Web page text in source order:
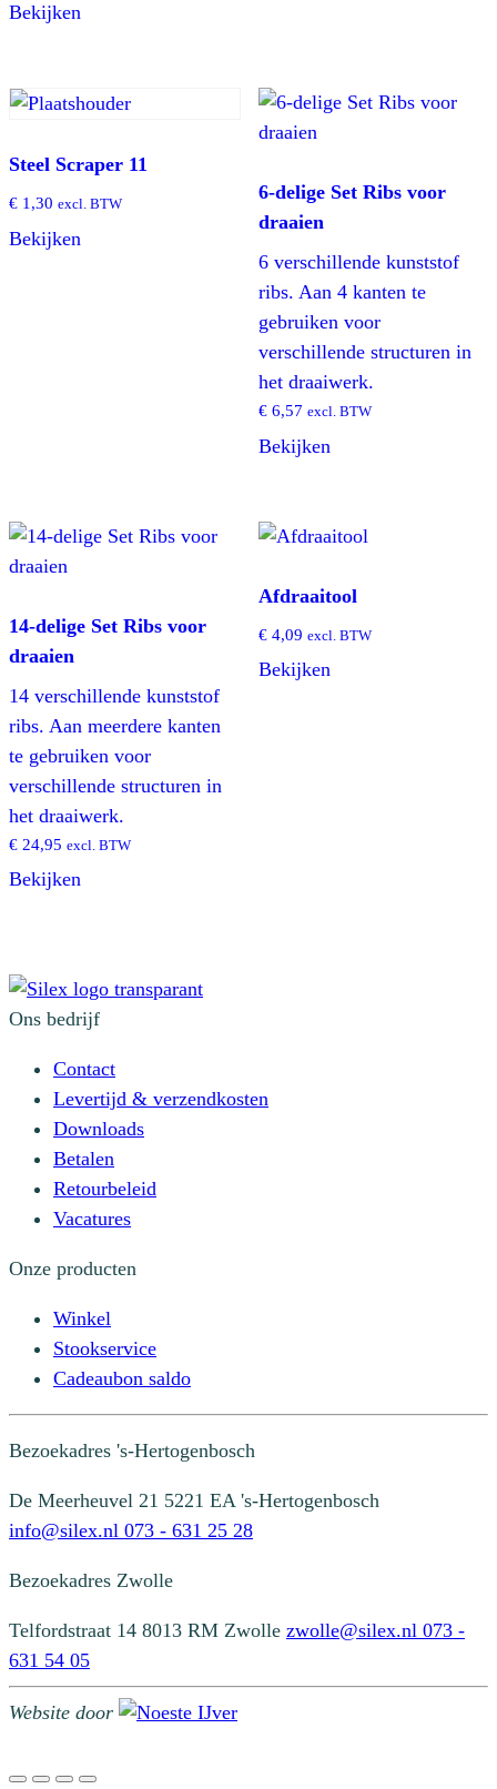
Bekijken
Steel Scraper 11
€ 1,30 excl. BTW
Bekijken
6-delige Set Ribs voor
draaien
6 verschillende kunststof
ribs. Aan 4 kanten te
gebruiken voor
verschillende structuren in
het draaiwerk.
€6,57 excl. BTW
Bekijken
14-delige Set Ribs voor
draaien
14 verschillende kunststof
ribs. Aan meerdere kanten
te gebruiken voor
verschillende structuren in
het draaiwerk.
€ 24,95 excl. BTW
Bekijken
Afdraaitool
€4,09 excl. BTW
Bekijken
Ons bedrijf
Contact
Levertijd & verzendkosten
Downloads
Betalen
Retourbeleid
Vacatures
Onze producten
Winkel
Stookservice
Cadeaubon saldo
Bezoekadres 's-Hertogenbosch
De Meerheuvel 21 5221 EA 's-Hertogenbosch
info@silex.nl 073 - 631 25 28
Bezoekadres Zwolle
Telfordstraat 14 8013 RM Zwolle zwolle@silex.nl 073 -
631 54 05
Website door